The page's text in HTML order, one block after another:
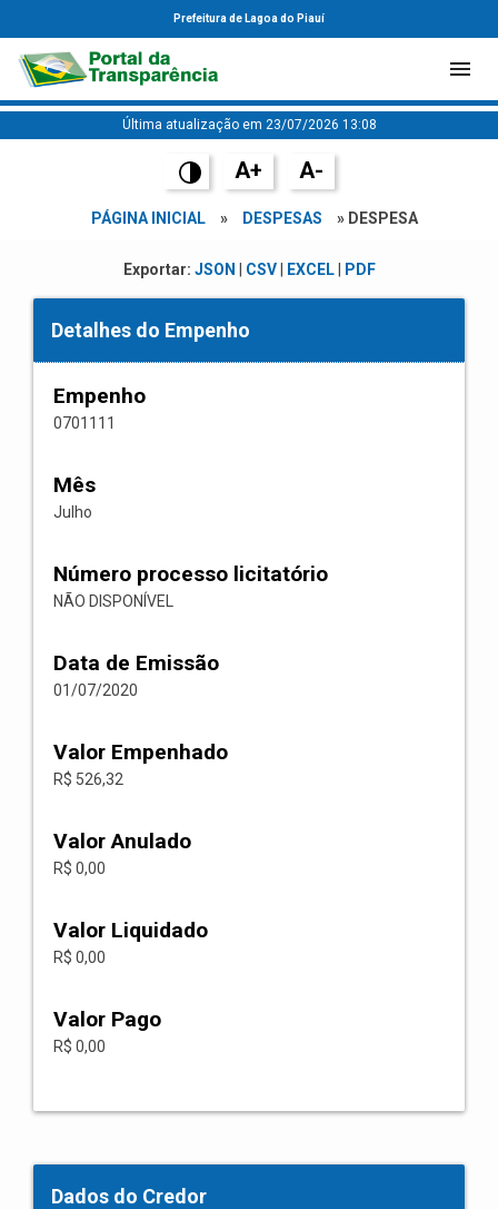
Prefeitura de Lagoa do Piauí
Última atualização em 23/07/2026 13:08
A+ A-
PÁGINA INICIAL » DESPESAS » DESPESA
Exportar: JSON CSV| EXCEL| PDF
Detalhes do Empenho
Empenho
0701111
Mês
Julho
Número processo licitatório
NÃO DISPONÍVEL
Data de Emissão
01/07/2020
Valor Empenhado
R$ 526,32
Valor Anulado
R$ 0,00
Valor Liquidado
R$ 0,00
Valor Pago
R$ 0,00
Dados do Credor